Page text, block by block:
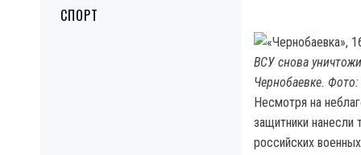
СПОРТ
ВСУ снова
Чернобаевке.
Несмотря на
защитники
российских